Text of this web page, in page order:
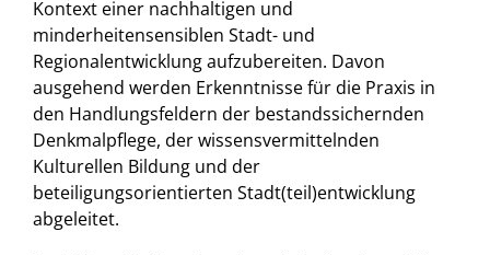
Kontext einer nachhaltigen und
minderheitensensiblen Stadt- und
Regionalentwicklung aufzubereiten. Davon
ausgehend werden Erkenntnisse für die Praxis in
den Handlungsfeldern der bestandssichernden
Denkmalpflege, der wissensvermittelnden
Kulturellen Bildung und der
beteiligungsorientierten Stadt(teil)entwicklung
abgeleitet.